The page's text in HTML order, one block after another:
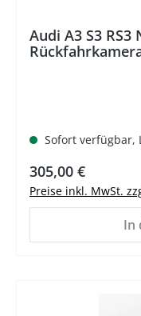
Audi A3 S3
Sofort verfügbar,
Regulärer Preis:
305,00 €
Preise inkl. MwSt.
In